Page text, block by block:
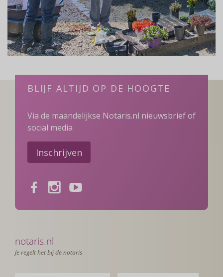
BLIJF ALTIJD OP DE HOOGTE
Via de maandelijkse Notaris.nl nieuwsbrief of
social media
Inschrijven
FacebookInstagramYoutube
notaris.nl
Je regelt het bij de notaris